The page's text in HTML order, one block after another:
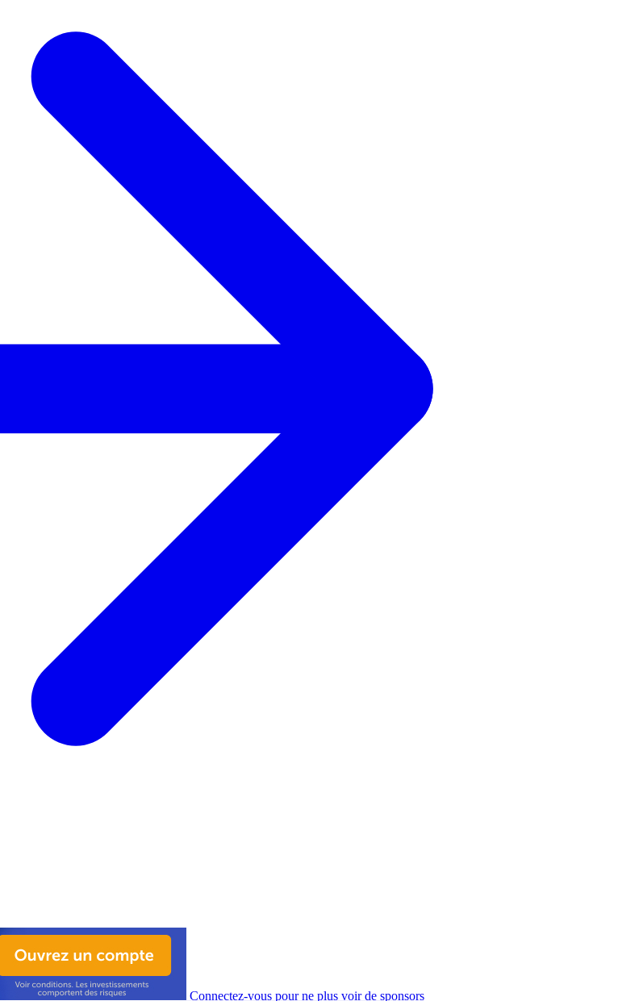
Connectez-vous pour ne plus voir de sponsors